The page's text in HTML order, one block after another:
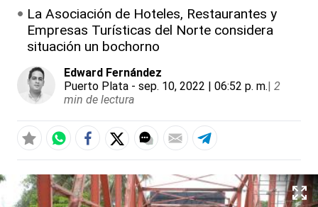
La Asociación de Hoteles, Restaurantes y
Empresas Turísticas del Norte considera
situación un bochorno
Edward Fernández
Puerto Plata - sep. 10, 2022 | 06:52 p. m.| 2
min de lectura